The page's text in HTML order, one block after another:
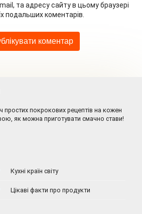
та адресу сайту в цьому браузері
подальших коментарів.
простих покрокових рецептів на кожен
як можна приготувати смачно стави!
Кухні країн світу
Цікаві факти про продукти